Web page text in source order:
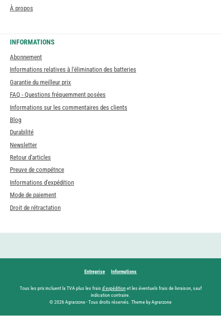
À propos
INFORMATIONS
Abonnement
Informations relatives à l'élimination des batteries
Garantie du meilleur prix
FAQ - Questions fréquemment posées
Informations sur les commentaires des clients
Blog
Durabilité
Newsletter
Retour d'articles
Preuve de compétnce
Informations d'expédition
Mode de paiement
Droit de rétractation
Entreprise Informations
Tous les prix incluent la TVA plus les frais d'expéditionet les éventuels frais de livraison, sauf
indication contraire.
© 2026 Agrarzone - Tous droits réservés. Theme by Agrarzone